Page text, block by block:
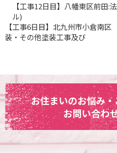
【工事12日目】八幡東区前田
ル)
【工事6日目】北九州市小倉南
装・その他塗装工事及び
お住まいのお悩み
お問い合わ